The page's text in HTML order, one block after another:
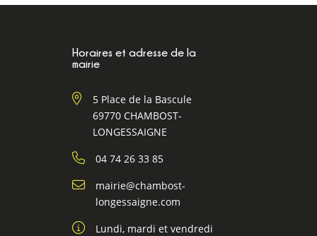
Horaires et adresse de la
mairie
5 Place de la Bascule
69770 CHAMBOST-
LONGESSAIGNE
04 74 26 33 85
mairie@chambost-
longessaigne.com
Lundi, mardi et vendredi